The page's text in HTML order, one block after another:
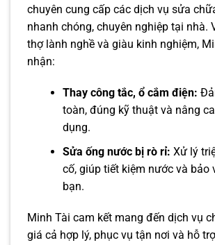
chuyên cung cấp các dịch vụ sửa
nhanh chóng, chuyên nghiệp tại nhà.
thợ lành nghề và giàu kinh nghiệm,
nhận:
Thay công tắc, ổ cắm điện:
toàn, đúng kỹ thuật và nâng
dụng.
Sửa ống nước bị rò rỉ: Xử lý
cố, giúp tiết kiệm nước và bảo
bạn.
Minh Tài cam kết mang đến dịch vụ
giá cả hợp lý, phục vụ tận nơi và hỗ